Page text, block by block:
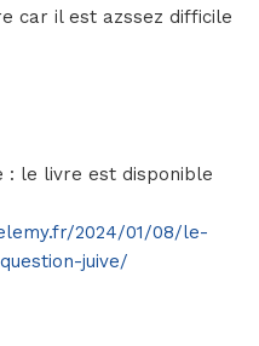
car il est azssez difficile
: le livre est disponible
2024/01/08/le-
juive/